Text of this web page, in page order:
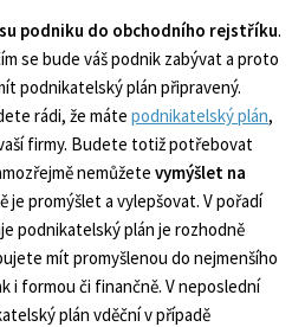
podniku do obchodního rejstříku.
se bude váš podnik zabývat a proto
podnikatelský plán připravený.
rádi, že máte podnikatelský plán,
firmy. Budete totiž potřebovat
nemůžete vymýšlet na
je promýšlet a vylepšovat. V pořadí
podnikatelský plán je rozhodně
mít promyšlenou do nejmenšího
i formou či finančně. V neposlední
plán vděční v případě